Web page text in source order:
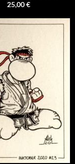
25,00€